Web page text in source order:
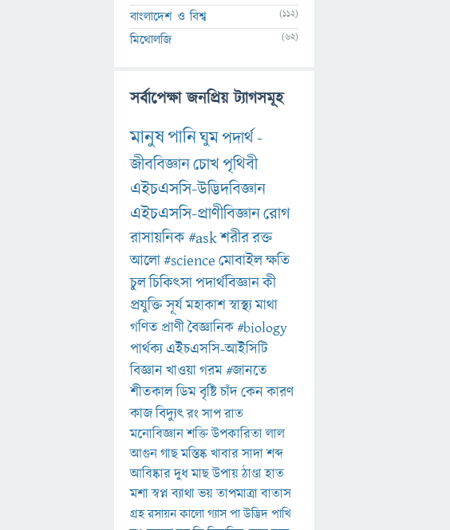
বাংলাদেশ ও বিশ্ব (112)
মিথোলজি (62)
সর্বাপেক্ষা জনপ্রিয় ট্যাগসমূহ
মানুষপানিঘুমপদার্থ-
জীববিজ্ঞানচোখপৃথিবী
এইচএসসি-উদ্ভিদবিজ্ঞান
এইচএসসি-প্রাণীবিজ্ঞানরোগ
রাসায়নিক#askশরীররক্ত
আলো#scienceমোবাইলক্ষতি
চুলচিকিৎসাপদার্থবিজ্ঞানকী
প্রযুক্তিসূর্যমহাকাশস্বাস্থ্যমাথা
গণিত প্রাণীবৈজ্ঞানিক#biology
পার্থক্য এইচএসসি-আইসিটি
বিজ্ঞানখাওয়াগরম#জানতে
শীতকালডিমবৃষ্টিচাঁদকেনকারণ
কাজবিদ্যুৎরংসাপরাত
মনোবিজ্ঞানশক্তিউপকারিতালাল
আগুনগাছমস্তিষ্কখাবারসাদাশব্দ
আবিষ্কারদুধমাছউপায়ঠাণ্ডাহাত
মশাস্বপ্নব্যাথাভয়তাপমাত্রাবাতাস
গ্রহরসায়নকালোগ্যাসপাউদ্ভিদপাখি